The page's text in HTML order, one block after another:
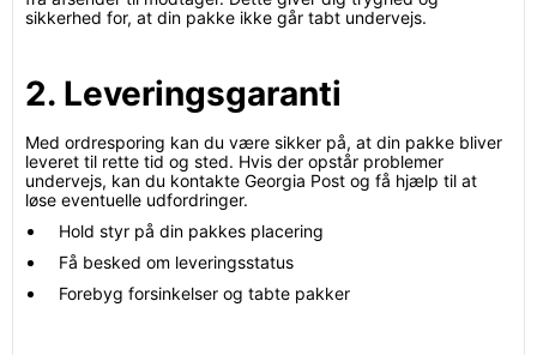
sikkerhed for, at din pakke ikke går tabt undervejs.
2. Leveringsgaranti
Med ordresporing kan du være sikker på, at din pakke bliver
leveret til rette tid og sted. Hvis der opstår problemer
undervejs, kan du kontakte Georgia Post og få hjælp til at
løse eventuelle udfordringer.
Hold styr på din pakkes placering
Få besked om leveringsstatus
Forebyg forsinkelser og tabte pakker